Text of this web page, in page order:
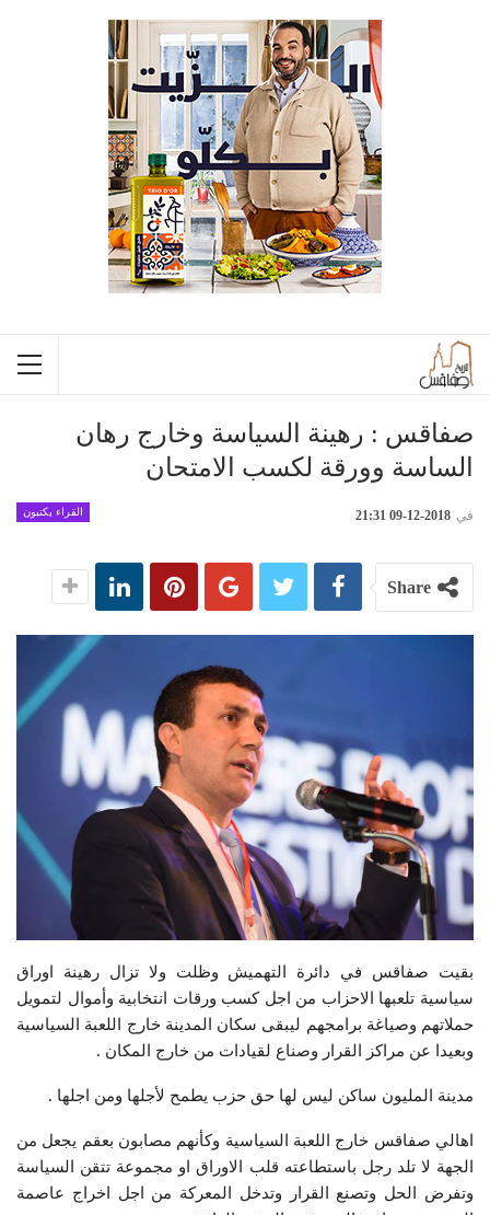
صفاقس : رهينة السياسة وخارج رهان
الساسة وورقة لكسب الامتحان
القراء يكتبون في 2018-12-09 21:31
Share
بقيت صفاقس في دائرة التهميش وظلت ولا تزال رهينة اوراق
سياسية تلعبها الاحزاب من اجل كسب ورقات انتخابية وأموال لتمويل
حملاتهم وصياغة برامجهم ليبقى سكان المدينة خارج اللعبة السياسية
وبعيدا عن مراكز القرار وصناع لقيادات من خارج المكان .
مدينة المليون ساكن ليس لها حق حزب يطمح لأجلها ومن اجلها .
اهالي صفاقس خارج اللعبة السياسية وكأنهم مصابون بعقم يجعل من
الجهة لا تلد رجل باستطاعته قلب الاوراق او مجموعة تتقن السياسة
وتفرض الحل وتصنع القرار وتدخل المعركة من اجل اخراج عاصمة